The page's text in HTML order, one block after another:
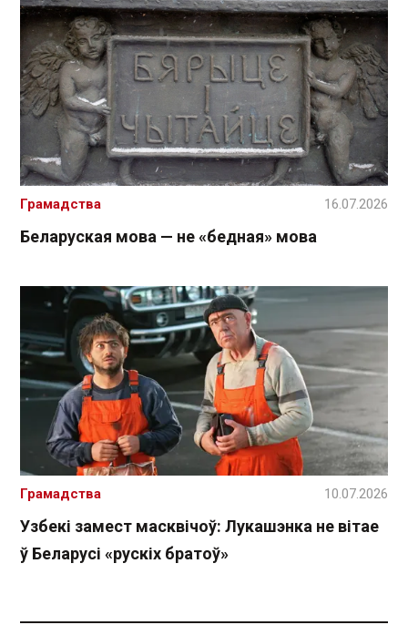
Беларуская мова — не «бедная» мова
Грамадства 16.07.2026
Узбекі замест масквічоў: Лукашэнка не вітае
ў Беларусі «рускіх братоў»
Грамадства 10.07.2026